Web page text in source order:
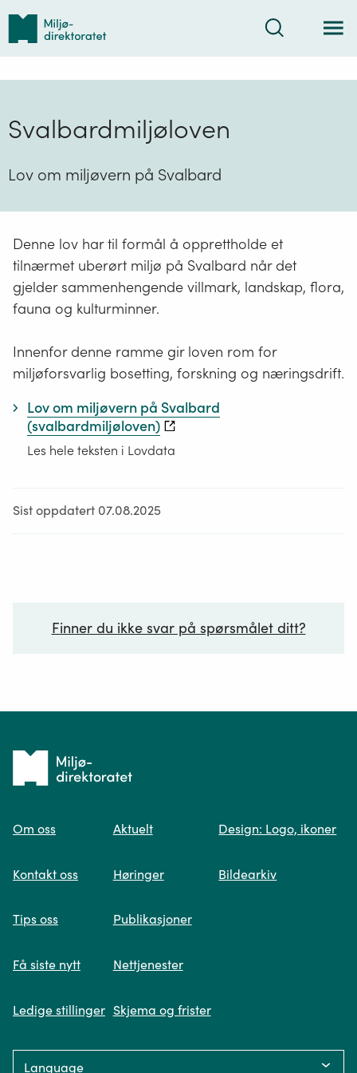
Tilbake
forsiden
Søk
Svalbardmiljøloven
Lov om miljøvern på Svalbard
Denne lov har til formål å opprettholde et
tilnærmet uberørt miljø på Svalbard når det
gjelder sammenhengende villmark, landskap, flora,
fauna og kulturminner.
Innenfor denne ramme gir loven rom for
miljøforsvarlig bosetting, forskning og næringsdrift.
Lov om miljøvern på Svalbard
(svalbardmiljøloven)
Les hele teksten i Lovdata
Sist oppdatert 07.08.2025
Finner du ikke svar på spørsmålet ditt?
Spør oss
søk og viser deg vår mest relevante
Tilbake
forsiden
Om oss
Kontakt oss
Tips oss
Få siste nytt
Ledige stillinger
Aktuelt
Høringer
Publikasjoner
Nettjenester
Skjema og frister
Design: Logo, ikoner
Bildearkiv